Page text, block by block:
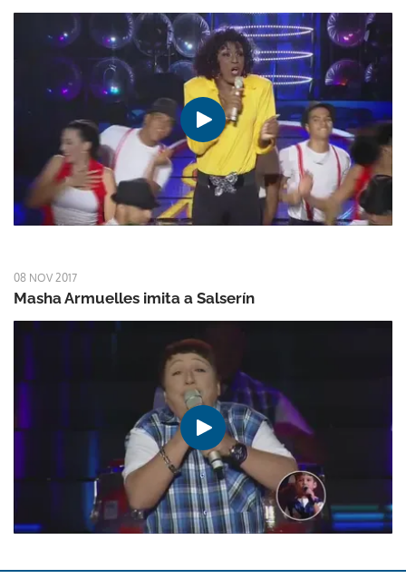
08 NOV 2017
Masha Armuelles imita a Salserín